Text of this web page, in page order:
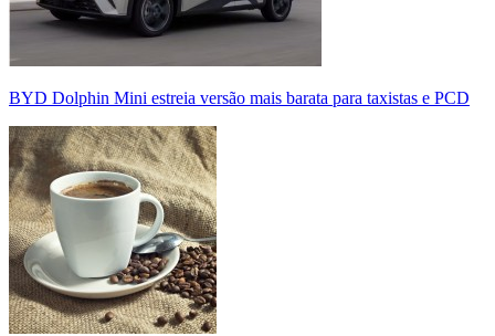
BYD Dolphin Mini estreia versão mais barata para taxistas e PCD